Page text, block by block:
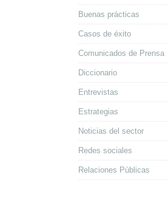
Buenas prácticas
Casos de éxito
Comunicados de Prensa
Diccionario
Entrevistas
Estrategias
Noticias del sector
Redes sociales
Relaciones Públicas